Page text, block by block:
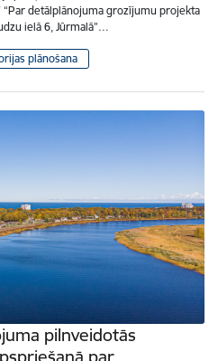
detālplānojuma grozījumu projekta
ielā 6, Jūrmalā”…
plānošana
pilnveidotās
par